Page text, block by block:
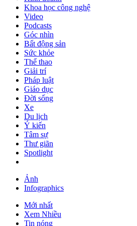
Khoa học công nghệ
Video
Podcasts
Góc nhìn
Bất động sản
Sức khỏe
Thể thao
Giải trí
Pháp luật
Giáo dục
Đời sống
Xe
Du lịch
Ý kiến
Tâm sự
Thư giãn
Spotlight
Ảnh
Infographics
Mới nhất
Xem Nhiều
Tin nóng